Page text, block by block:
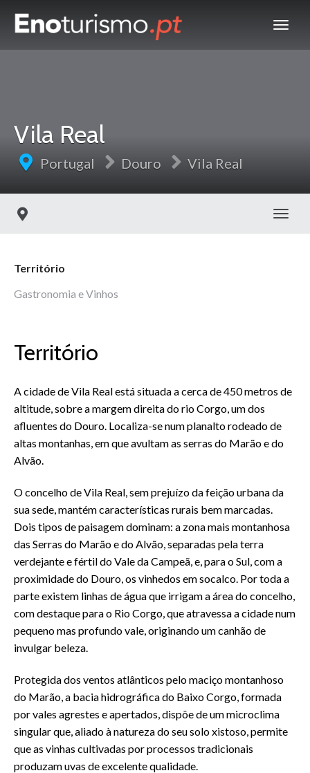
Vila Real
Portugal Douro Vila Real
Território
Gastronomia e Vinhos
Território
A cidade de Vila Real está situada a cerca de 450 metros de
altitude, sobre a margem direita do rio Corgo, um dos
afluentes do Douro. Localiza-se num planalto rodeado de
altas montanhas, em que avultam as serras do Marão e do
Alvão.
O concelho de Vila Real, sem prejuízo da feição urbana da
sua sede, mantém características rurais bem marcadas.
Dois tipos de paisagem dominam: a zona mais montanhosa
das Serras do Marão e do Alvão, separadas pela terra
verdejante e fértil do Vale da Campeã, e, para o Sul, com a
proximidade do Douro, os vinhedos em socalco. Por toda a
parte existem linhas de água que irrigam a área do concelho,
com destaque para o Rio Corgo, que atravessa a cidade num
pequeno mas profundo vale, originando um canhão de
invulgar beleza.
Protegida dos ventos atlânticos pelo maciço montanhoso
do Marão, a bacia hidrográfica do Baixo Corgo, formada
por vales agrestes e apertados, dispõe de um microclima
singular que, aliado à natureza do seu solo xistoso, permite
que as vinhas cultivadas por processos tradicionais
produzam uvas de excelente qualidade.